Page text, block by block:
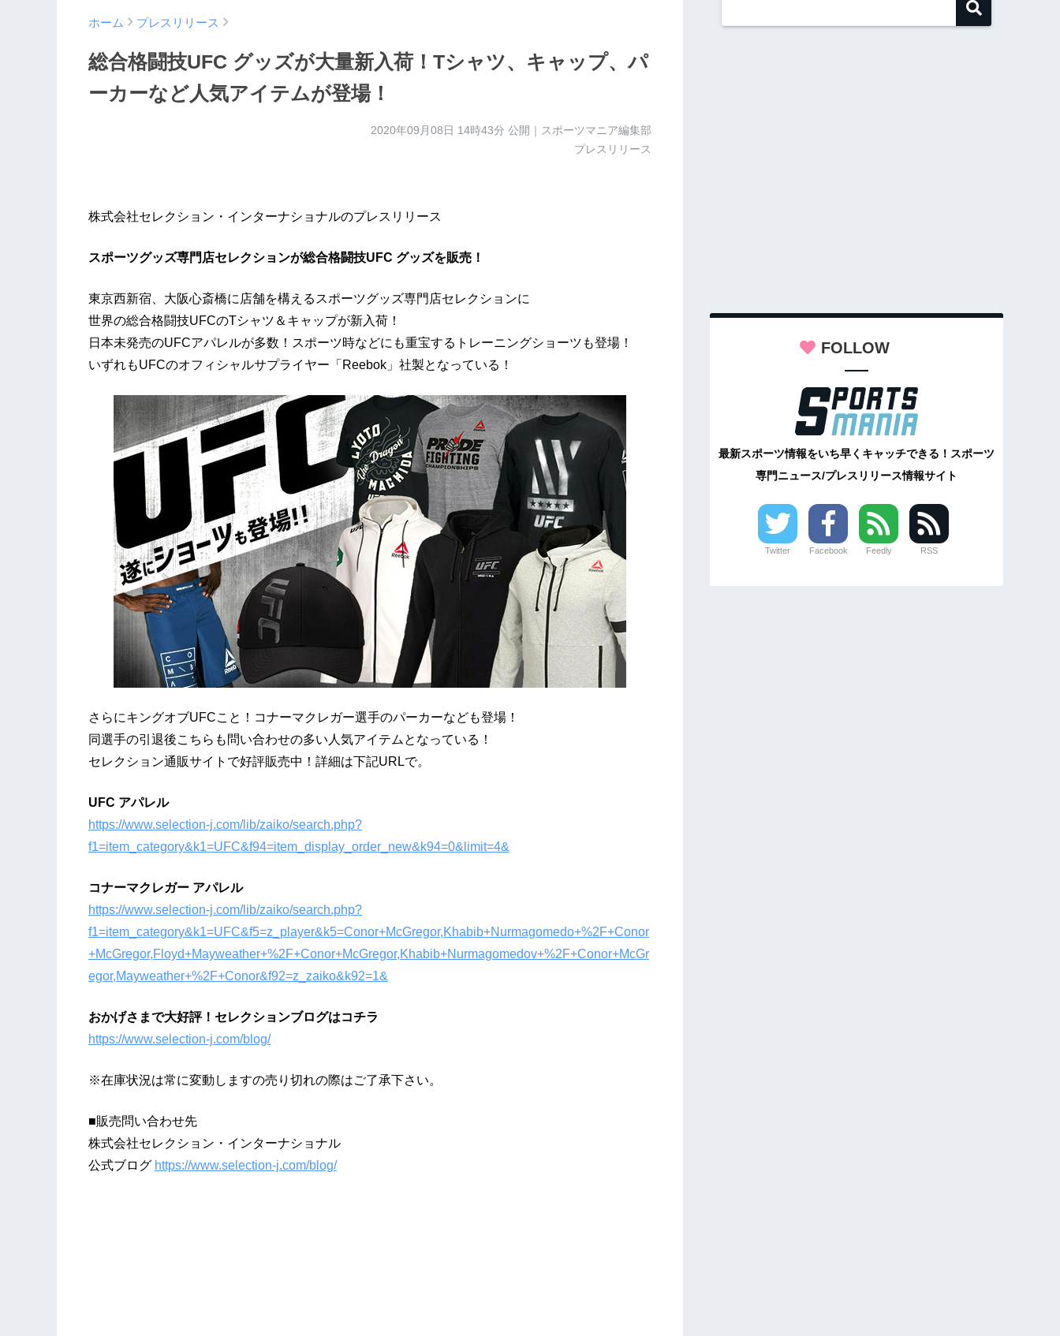
ホーム プレスリリース
総合格闘技UFC グッズが大量新入荷！Tシャツ、キャップ、パ
ーカーなど人気アイテムが登場！
2020年09月08日 14時43分 公開｜スポーツマニア編集部
プレスリリース
株式会社セレクション・インターナショナルのプレスリリース
スポーツグッズ専門店セレクションが総合格闘技UFC グッズを販売！
東京西新宿、大阪心斎橋に店舗を構えるスポーツグッズ専門店セレクションに
世界の総合格闘技UFCのTシャツ＆キャップが新入荷！
日本未発売のUFCアパレルが多数！スポーツ時などにも重宝するトレーニングショーツも登場！
いずれもUFCのオフィシャルサプライヤー「Reebok」社製となっている！
さらにキングオブUFCこと！コナーマクレガー選手のパーカーなども登場！
同選手の引退後こちらも問い合わせの多い人気アイテムとなっている！
セレクション通販サイトで好評販売中！詳細は下記URLで。
UFC アパレル
https://www.selection-j.com/lib/zaiko/search.php?
f1=item_category&k1=UFC&f94=item_display_order_new&k94=0&limit=4&
コナーマクレガー アパレル
https://www.selection-j.com/lib/zaiko/search.php?
f1=item_category&k1=UFC&f5=z_player&k5=Conor+McGregor,Khabib+Nurmagomedo+%2F+Conor
+McGregor,Floyd+Mayweather+%2F+Conor+McGregor,Khabib+Nurmagomedov+%2F+Conor+McGr
egor,Mayweather+%2F+Conor&f92=z_zaiko&k92=1&
おかげさまで大好評！セレクションブログはコチラ
https://www.selection-j.com/blog/
※在庫状況は常に変動しますの売り切れの際はご了承下さい。
■販売問い合わせ先
株式会社セレクション・インターナショナル
公式ブログ https://www.selection-j.com/blog/
FOLLOW
最新スポーツ情報をいち早くキャッチできる！スポーツ
専門ニュース/プレスリリース情報サイト
Twitter Facebook Feedly RSS